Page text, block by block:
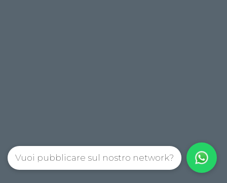
Vuoi pubblicare sul nostro network?